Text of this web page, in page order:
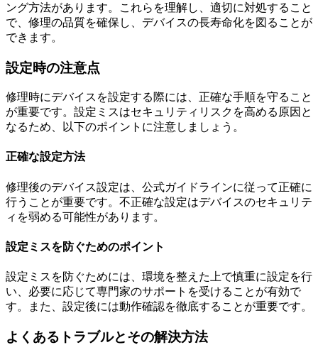
ング方法があります。これらを理解し、適切に対処すること
で、修理の品質を確保し、デバイスの長寿命化を図ることが
できます。
設定時の注意点
修理時にデバイスを設定する際には、正確な手順を守ること
が重要です。設定ミスはセキュリティリスクを高める原因と
なるため、以下のポイントに注意しましょう。
正確な設定方法
修理後のデバイス設定は、公式ガイドラインに従って正確に
行うことが重要です。不正確な設定はデバイスのセキュリテ
ィを弱める可能性があります。
設定ミスを防ぐためのポイント
設定ミスを防ぐためには、環境を整えた上で慎重に設定を行
い、必要に応じて専門家のサポートを受けることが有効で
す。また、設定後には動作確認を徹底することが重要です。
よくあるトラブルとその解決方法